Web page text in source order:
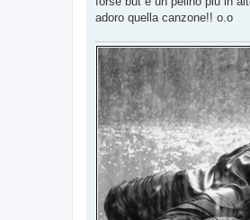
i
o
adoro quella canzone!! o.o